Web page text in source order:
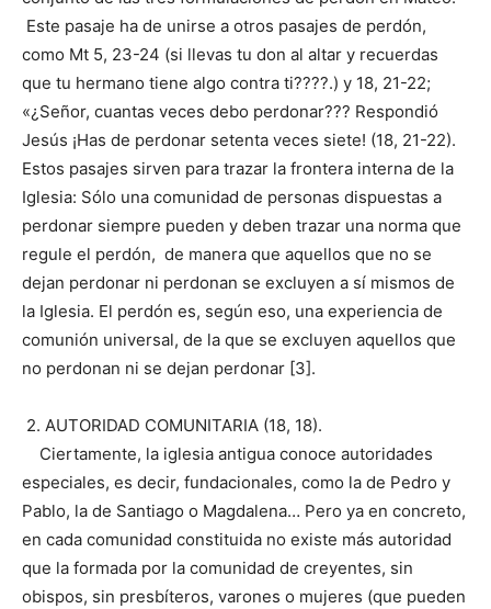
Este pasaje ha de unirse a otros pasajes de perdón,
como Mt 5, 23-24 (si llevas tu don al altar y recuerdas
que tu hermano tiene algo contra ti????.) y 18, 21-22;
«¿Señor, cuantas veces debo perdonar??? Respondió
Jesús ¡Has de perdonar setenta veces siete! (18, 21-22).
Estos pasajes sirven para trazar la frontera interna de la
Iglesia: Sólo una comunidad de personas dispuestas a
perdonar siempre pueden y deben trazar una norma que
regule el perdón, de manera que aquellos que no se
dejan perdonar ni perdonan se excluyen a sí mismos de
la Iglesia. El perdón es, según eso, una experiencia de
comunión universal, de la que se excluyen aquellos que
no perdonan ni se dejan perdonar [3].
2. AUTORIDAD COMUNITARIA (18, 18).
Ciertamente, la iglesia antigua conoce autoridades
especiales, es decir, fundacionales, como la de Pedro y
Pablo, la de Santiago o Magdalena… Pero ya en concreto,
en cada comunidad constituida no existe más autoridad
que la formada por la comunidad de creyentes, sin
obispos, sin presbíteros, varones o mujeres (que pueden